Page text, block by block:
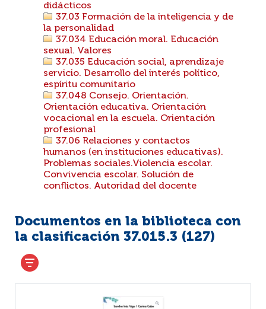
didácticos
37.03 Formación de la inteligencia y de
la personalidad
37.034 Educación moral. Educación
sexual. Valores
37.035 Educación social, aprendizaje
servicio. Desarrollo del interés político,
espíritu comunitario
37.048 Consejo. Orientación.
Orientación educativa. Orientación
vocacional en la escuela. Orientación
profesional
37.06 Relaciones y contactos
humanos (en instituciones educativas).
Problemas sociales.Violencia escolar.
Convivencia escolar. Solución de
conflictos. Autoridad del docente
Documentos en la biblioteca con
la clasificación 37.015.3 (127)